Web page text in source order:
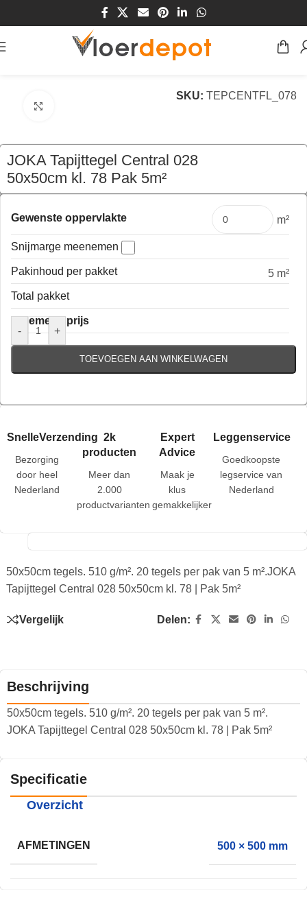
/Vloeren/Tapijt
SKU: TEPCENTFL_078
JOKA Tapijttegel Central 028
50x50cm kl. 78 Pak 5m²
€149,50 per pak
Gewenste oppervlakte m²
Snijmarge meenemen
Pakinhoud per pakket
5 m²
Total pakket
Algemene prijs
-
+
TOEVOEGEN AAN WINKELWAGEN
SnelleVerzending
Bezorging
door heel
Nederland
2k
producten
Meer dan
2.000
productvarianten
Expert
Advice
Maak je
klus
gemakkelijker
Leggenservice
Goedkoopste
legservice van
Nederland
50x50cm tegels. 510 g/m². 20 tegels per pak van 5 m².JOKA
Tapijttegel Central 028 50x50cm kl. 78 | Pak 5m²
Vergelijk Delen:
Beschrijving
50x50cm tegels. 510 g/m². 20 tegels per pak van 5 m².
JOKA Tapijttegel Central 028 50x50cm kl. 78 | Pak 5m²
Specificatie
Overzicht
AFMETINGEN 500 × 500 mm